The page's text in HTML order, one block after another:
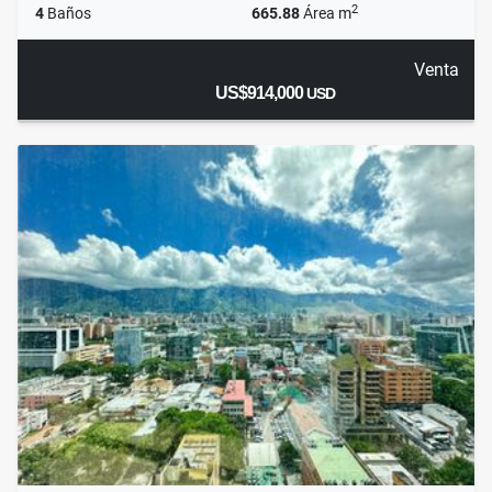
4 Baños 665.88Área m2
Venta
US$914,000USD